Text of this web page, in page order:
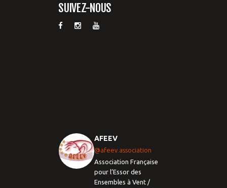
SUIVEZ-NOUS
AFEEV
@afeev.association
Association Française
pour l’Essor des
Ensembles à Vent /